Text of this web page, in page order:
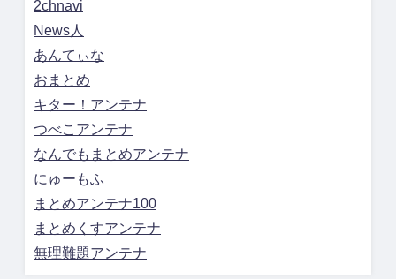
2chnavi
News人
あんてぃな
おまとめ
キター！アンテナ
つべこアンテナ
なんでもまとめアンテナ
にゅーもふ
まとめアンテナ100
まとめくすアンテナ
無理難題アンテナ